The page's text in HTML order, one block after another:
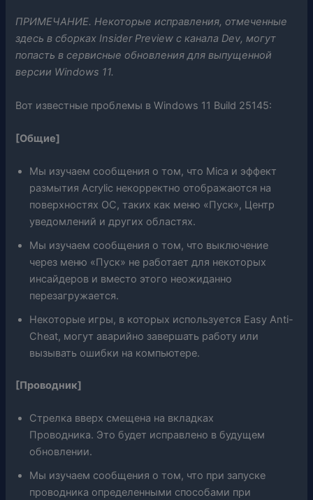
ПРИМЕЧАНИЕ. Некоторые исправления, отмеченные
здесь в сборках Insider Preview с канала Dev, могут
попасть в сервисные обновления для выпущенной
версии Windows 11.
Вот известные проблемы в Windows 11 Build 25145:
[Общие]
Мы изучаем сообщения о том, что Mica и эффект
размытия Acrylic некорректно отображаются на
поверхностях ОС, таких как меню «Пуск», Центр
уведомлений и других областях.
Мы изучаем сообщения о том, что выключение
через меню «Пуск» не работает для некоторых
инсайдеров и вместо этого неожиданно
перезагружается.
Некоторые игры, в которых используется Easy Anti-
Cheat, могут аварийно завершать работу или
вызывать ошибки на компьютере.
[Проводник]
Стрелка вверх смещена на вкладках
Проводника. Это будет исправлено в будущем
обновлении.
Мы изучаем сообщения о том, что при запуске
проводника определенными способами при